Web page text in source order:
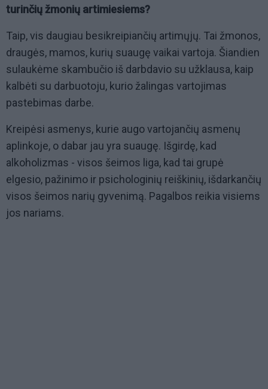
turinčių žmonių artimiesiems?
Taip, vis daugiau besikreipiančių artimųjų. Tai žmonos,
draugės, mamos, kurių suaugę vaikai vartoja. Šiandien
sulaukėme skambučio iš darbdavio su užklausa, kaip
kalbėti su darbuotoju, kurio žalingas vartojimas
pastebimas darbe.
Kreipėsi asmenys, kurie augo vartojančių asmenų
aplinkoje, o dabar jau yra suaugę. Išgirdę, kad
alkoholizmas - visos šeimos liga, kad tai grupė
elgesio, pažinimo ir psichologinių reiškinių, išdarkančių
visos šeimos narių gyvenimą. Pagalbos reikia visiems
jos nariams.